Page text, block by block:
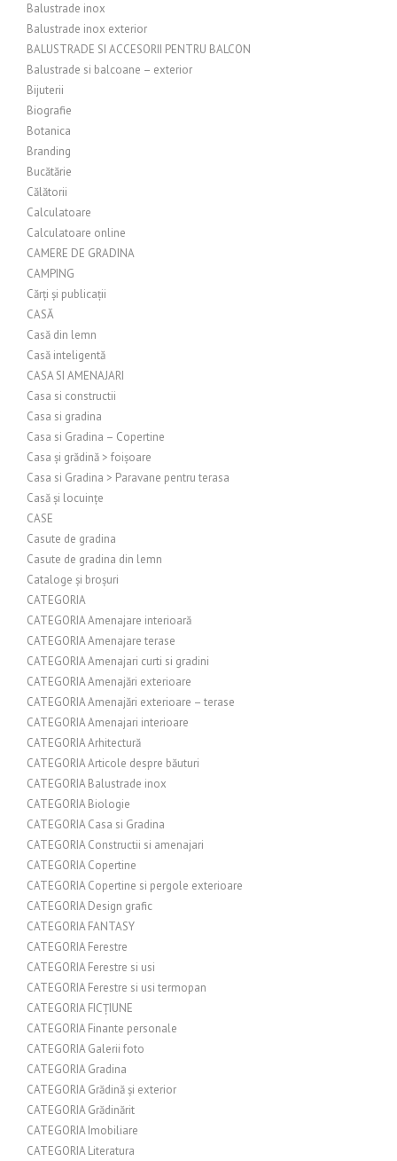
Balustrade inox
Balustrade inox exterior
BALUSTRADE SI ACCESORII PENTRU BALCON
Balustrade si balcoane – exterior
Bijuterii
Biografie
Botanica
Branding
Bucătărie
Călătorii
Calculatoare
Calculatoare online
CAMERE DE GRADINA
CAMPING
Cărți și publicații
CASĂ
Casă din lemn
Casă inteligentă
CASA SI AMENAJARI
Casa si constructii
Casa si gradina
Casa si Gradina – Copertine
Casa și grădină > foișoare
Casa si Gradina > Paravane pentru terasa
Casă și locuințe
CASE
Casute de gradina
Casute de gradina din lemn
Cataloge și broșuri
CATEGORIA
CATEGORIA Amenajare interioară
CATEGORIA Amenajare terase
CATEGORIA Amenajari curti si gradini
CATEGORIA Amenajări exterioare
CATEGORIA Amenajări exterioare – terase
CATEGORIA Amenajari interioare
CATEGORIA Arhitectură
CATEGORIA Articole despre băuturi
CATEGORIA Balustrade inox
CATEGORIA Biologie
CATEGORIA Casa si Gradina
CATEGORIA Constructii si amenajari
CATEGORIA Copertine
CATEGORIA Copertine si pergole exterioare
CATEGORIA Design grafic
CATEGORIA FANTASY
CATEGORIA Ferestre
CATEGORIA Ferestre si usi
CATEGORIA Ferestre si usi termopan
CATEGORIA FICȚIUNE
CATEGORIA Finante personale
CATEGORIA Galerii foto
CATEGORIA Gradina
CATEGORIA Grădină și exterior
CATEGORIA Grădinărit
CATEGORIA Imobiliare
CATEGORIA Literatura